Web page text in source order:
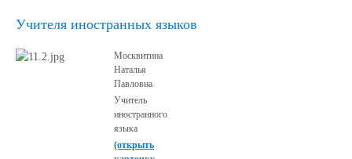
Учителя иностранных языков
Москвитина
Наталья
Павловна
Учитель
иностранного
языка
(открыть